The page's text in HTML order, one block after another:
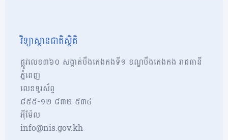
វិទ្យាស្ថានជាតិស្ថិតិ
ផ្លូវលេខ៣៦០ សង្កាត់បឹងកេងកងទី១ ខណ្ឌបឹងកេងកង រាជធានី
ភ្នំពេញ
លេខទូរស័ព្ទ
៨៥៥-១២​​ ៨៣២ ៥៣៤
អុីម៉ែល
info@nis.gov.kh